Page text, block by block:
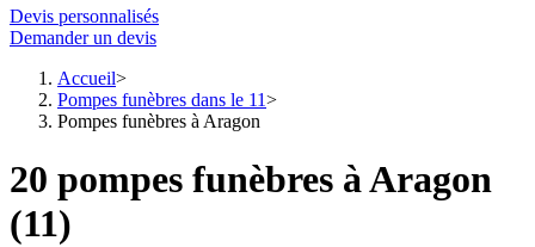
Devis personnalisés
Demander un devis
Accueil
Pompes funèbres dans le 11
Pompes funèbres à Aragon
20 pompes funèbres à Aragon
(11)